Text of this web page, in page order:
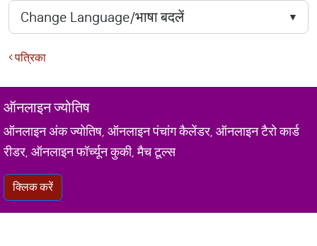
पत्रिका
ऑनलाइन ज्योतिष
ऑनलाइन अंक ज्योतिष, ऑनलाइन पंचांग कैलेंडर, ऑनलाइन टैरो कार्ड
रीडर, ऑनलाइन फॉर्च्यून कुकी, मैच टूल्स
क्लिक करें